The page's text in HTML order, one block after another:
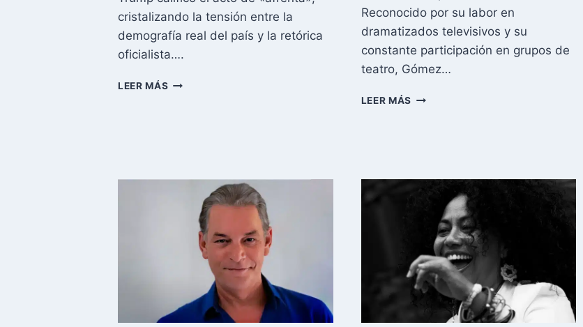
cristalizando la tensión entre la
demografía real del país y la retórica
oficialista….
LEER MÁS BAD
ENFURECER
DONALD
Reconocido por su labor en
dramatizados televisivos y su
constante participación en grupos de
teatro, Gómez…
LEER MÁS ADIÓS
ACTOR
CUBANO
MERECÍA
MEJOR
FINAL